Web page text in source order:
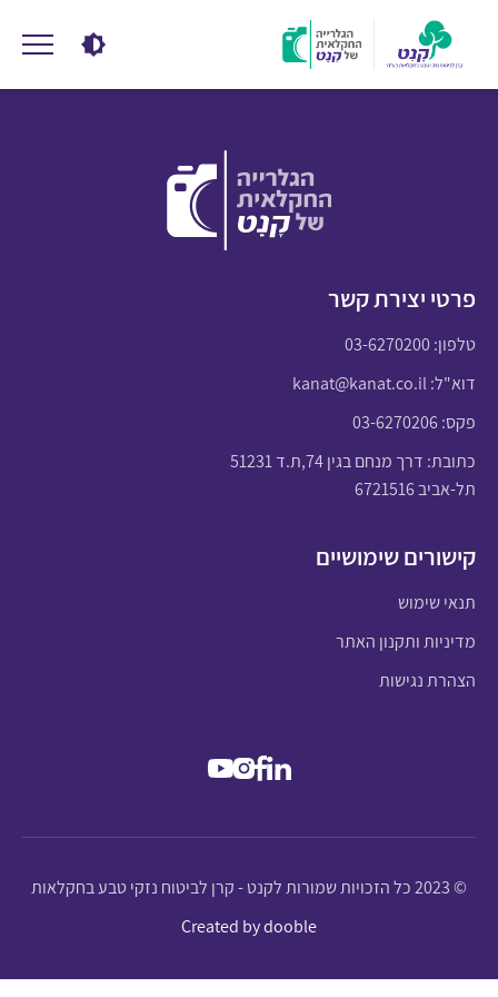
פרטי יצירת קשר
טלפון:03-6270200
דוא"ל:kanat@kanat.co.il
פקס: 03-6270206
כתובת: דרך מנחם בגין 74,ת.ד 51231
תל-אביב 6721516
קישורים שימושיים
תנאי שימוש
מדיניות ותקנון האתר
הצהרת נגישות
© 2023 כל הזכויות שמורות לקנט - קרן לביטוח נזקי טבע בחקלאות
Created by dooble